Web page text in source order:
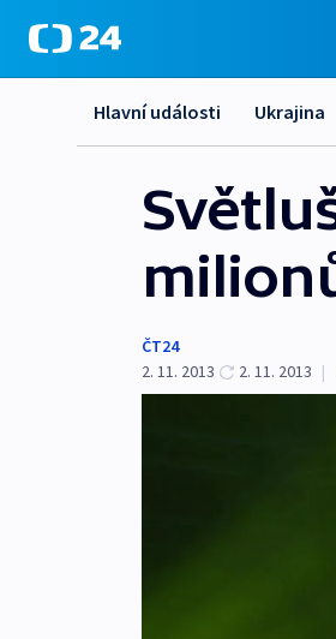
Hlavní události Ukrajina
ČT24
2. 11. 2013
2. 11. 2013 |